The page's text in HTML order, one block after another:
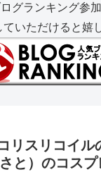
グランキング参加
ていただけると嬉
リスリコイル
と）のコス